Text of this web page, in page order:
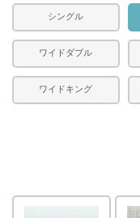
シングル
ワイドダブル
ワイドキング